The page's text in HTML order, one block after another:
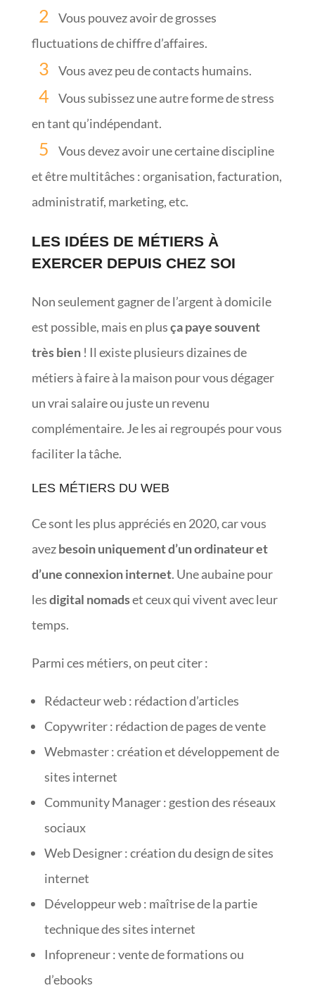
Vous pouvez avoir de grosses
fluctuations de chiffre d’affaires.
Vous avez peu de contacts humains.
Vous subissez une autre forme de stress
en tant qu’indépendant.
Vous devez avoir une certaine discipline
et être multitâches : organisation, facturation,
administratif, marketing, etc.
LES IDÉES DE MÉTIERS À
EXERCER DEPUIS CHEZ SOI
Non seulement gagner de l’argent à domicile
est possible, mais en plusça paye souvent
très bien! Il existe plusieurs dizaines de
métiers à faire à la maison pour vous dégager
un vrai salaire ou juste un revenu
complémentaire. Je les ai regroupés pour vous
faciliter la tâche.
LES MÉTIERS DU WEB
Ce sont les plus appréciés en 2020, car vous
avezbesoin uniquement d’un ordinateur et
d’une connexion internet. Une aubaine pour
lesdigital nomadset ceux qui vivent avec leur
temps.
Parmi ces métiers, on peut citer :
Rédacteur web : rédaction d’articles
Copywriter : rédaction de pages de vente
Webmaster : création et développement de
sites internet
Community Manager : gestion des réseaux
sociaux
Web Designer : création du design de sites
internet
Développeur web : maîtrise de la partie
technique des sites internet
Infopreneur : vente de formations ou
d’ebooks